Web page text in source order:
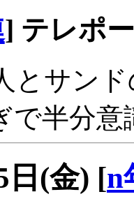
] テレポ
とサン
で半分
日(金) [n